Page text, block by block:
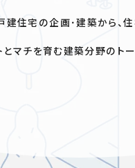
建住宅の企画･建築から、
マチを育む建築分野のト